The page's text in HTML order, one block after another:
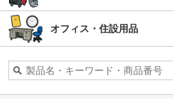
オフィス・住設用品